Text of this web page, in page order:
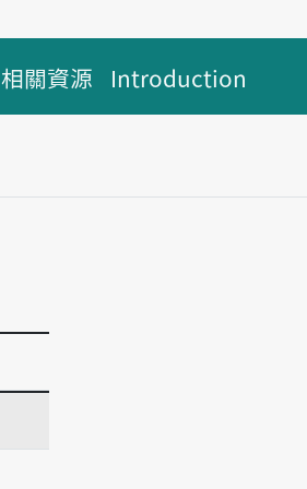
相關資源 Introduction